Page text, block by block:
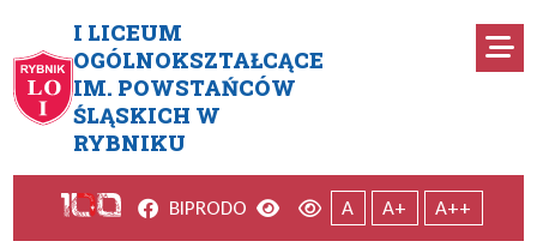
I LICEUM
OGÓLNOKSZTAŁCĄCE
IM. POWSTAŃCÓW
ŚLĄSKICH W
RYBNIKU
Czas pożegnań
Facebook
BIPRODO Wersja kontrastowa
Wersja domyślna
A A+ A++